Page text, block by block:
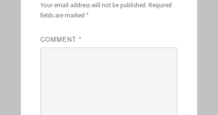
Your email address will not be published. Required
fields are marked *
COMMENT *